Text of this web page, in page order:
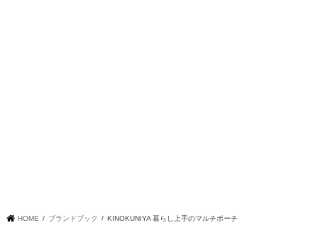
HOME ブランドブック KINOKUNIYA 暮らし上手のマルチポーチ